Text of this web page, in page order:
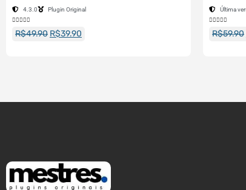
4.3.0
Plugin Original

R$49.90 R$39.90
Última

R$59.90